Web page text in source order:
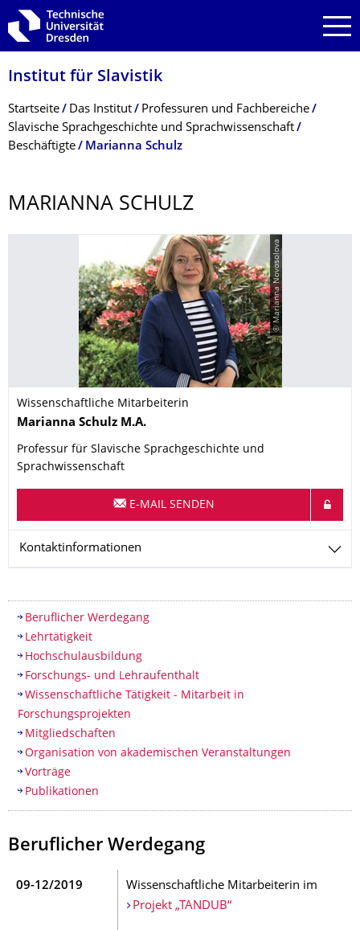
Zur Hauptnavigation springen
Zur Suche springen
Zum Inhalt springen
Institut für Slavistik
Breadcrumb-Menü
Startseite Das Institut
Professuren und Fachbereiche
Slavische Sprachgeschichte und Sprachwissenschaft
Beschäftigte
Marianna Schulz
MARIANNA SCHULZ
© Marianna Novosolova
Wissenschaftliche Mitarbeiterin
Name
Marianna Schulz M.A.
Professur für Slavische Sprachgeschichte und
Sprachwissenschaft
E-MAIL SENDEN
Kontaktinformationen
Inhaltsverzeichnis
Beruflicher Werdegang
Lehrtätigkeit
Hochschulausbildung
Forschungs- und Lehraufenthalt
Wissenschaftliche Tätigkeit - Mitarbeit in
Forschungsprojekten
Mitgliedschaften
Organisation von akademischen Veranstaltungen
Vorträge
Publikationen
Beruflicher Werdegang
09-12/2019
Wissenschaftliche Mitarbeiterin im
Projekt „TANDUB“